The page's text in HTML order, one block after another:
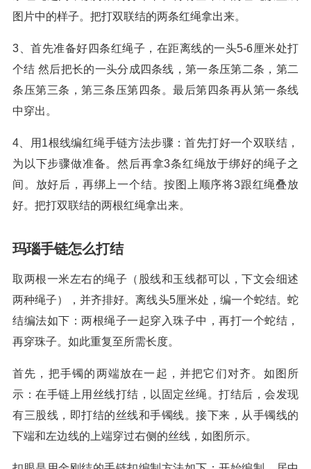
图片中的样子。把打双联结的两条红绳拿出来。
3、首先准备好四条红绳子，在距离线的一头5-6厘米处打
个结 然后把长的一头分成四条线，第一条压第二条，第二
条压第三条，第三条压第四条。最后第四条再从第一条线
中穿出。
4、用1根线编红绳手链方法步骤：首先打好一个双联结，
为以下步骤做准备。然后再拿3条红绳放于绑好的绳子之
间。放好后，再绑上一个结。按图上顺序将3跟红绳叠放
好。把打双联结的两根红绳拿出来。
玛瑙手链怎么打结
取两根一米左右的绳子（股线和玉线都可以，下文会细述
两种绳子），并齐排好。离线头5厘米处，编一个蛇结。蛇
结编法如下：两根绳子一起穿入珠子中，再打一个蛇结，
再穿珠子。如此重复至所需长度。
首先，把手镯的两端放在一起，并把它们对齐。如图所
示：在手链上用丝线打结，以固定丝绳。打结后，会发现
有三股线，即打结的丝线和手镯线。接下来，从手镯线的
下端和左边线的上端穿过右侧的丝线，如图所示。